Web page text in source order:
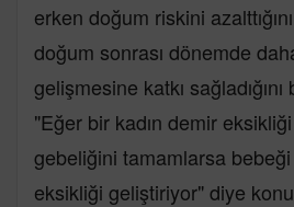
erken doğum riskini
doğum sonrası dönemde
gelişmesine katkı
"Eğer bir kadın demir eksikliği
gebeliğini tamamlarsa
eksikliği geliştiriyor" diye